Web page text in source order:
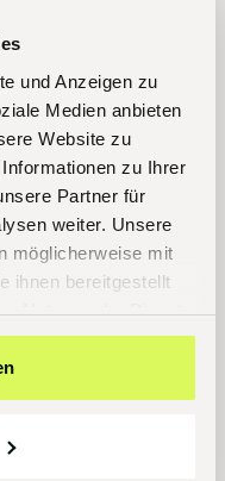
und Anzeigen zu
Medien anbieten
Website zu
zu Ihrer
Partner für
weiter. Unsere
möglicherweise mit
ihnen bereitgestellt
Nutzung der Dienste